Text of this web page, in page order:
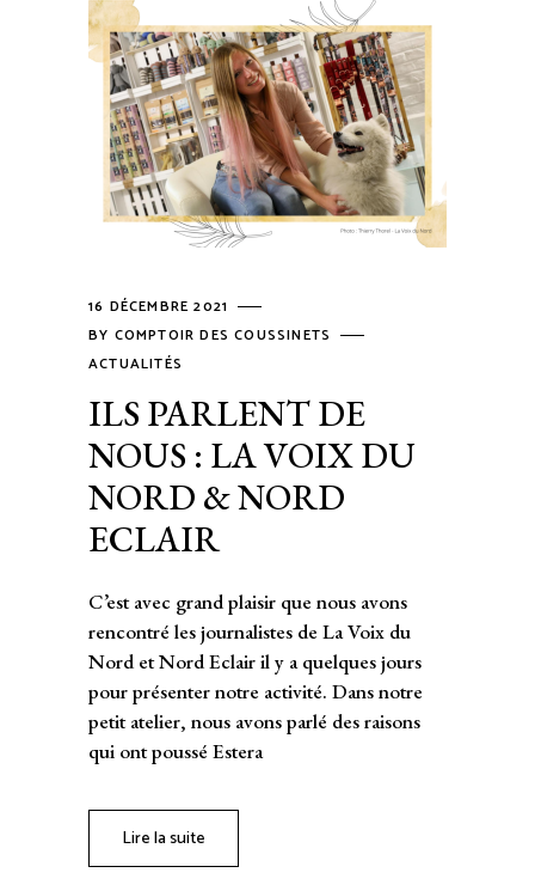
16 DÉCEMBRE 2021
BY COMPTOIR DES COUSSINETS
ACTUALITÉS
ILS PARLENT DE
NOUS : LA VOIX DU
NORD & NORD
ECLAIR
C’est avec grand plaisir que nous avons
rencontré les journalistes de La Voix du
Nord et Nord Eclair il y a quelques jours
pour présenter notre activité. Dans notre
petit atelier, nous avons parlé des raisons
qui ont poussé Estera
Lire la suite